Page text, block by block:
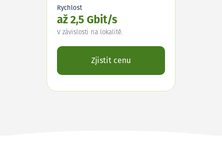
Rychlost
až 2,5 Gbit/s
V závislosti na lokalitě.
Zjistit cenu